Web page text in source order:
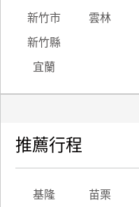
新竹市 雲林
新竹縣
宜蘭
推薦行程
基隆 苗栗